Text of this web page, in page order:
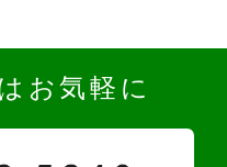
お気軽に